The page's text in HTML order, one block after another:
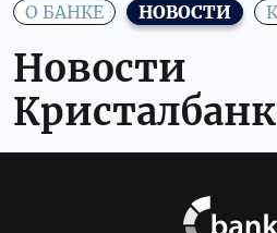
О БАНКЕ НОВОСТИ
Новости